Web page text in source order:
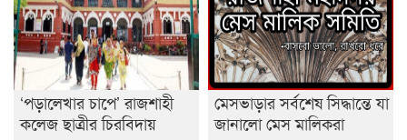
শেষ সময়ে ভোট কারচুরি অভিযোগ আবিদের
‘পড়ালেখার চাপে’ রাজশাহী
কলেজ ছাত্রীর চিরবিদায়
মেসভাড়ার সর্বশেষ সিদ্ধান্তে যা
জানালো মেস মালিকরা